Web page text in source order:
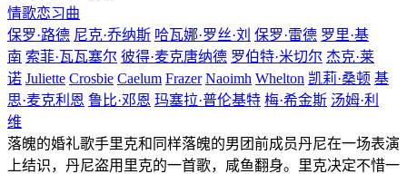
情歌恋习曲
保罗·路德 尼克·乔纳斯 哈瓦娜·罗丝·刘 保罗·雷德 罗里·基
南 索菲·瓦瓦塞尔 彼得·麦克唐纳德 罗伯特·米切尔 杰克·莱
诺 Juliette Crosbie Caelum Frazer Naoimh Whelton 凯莉·桑顿 基
思·麦克利恩 鲁比·邓恩 玛塞拉·普伦基特 梅·希金斯 汤姆·利
维
落魄的婚礼歌手里克和同样落魄的男团前成员丹尼在一场表演
上结识，丹尼盗用里克的一首歌，咸鱼翻身。里克决定不惜一